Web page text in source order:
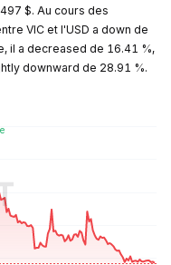
$. Au cours des
VIC et l'USD a down de
il a decreased de 16.41 %,
downward de 28.91 %.